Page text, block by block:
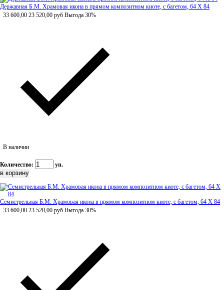
Державная Б.М. Храмовая икона в прямом композитном киоте, с багетом, 64 Х 84
33 600,00 23 520,00 руб Выгода 30%
В наличии
Количество: уп.
Семистрельная Б.М. Храмовая икона в прямом композитном киоте, с багетом, 64 Х 84
33 600,00 23 520,00 руб Выгода 30%